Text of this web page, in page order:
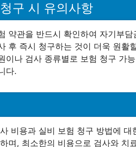
구 시 유의사항
약관을 반드시 확인하여 자기부
후 즉시 청구하는 것이 더욱 원활
이나 검사 종류별로 보험 청구 가
다.
비용과 실비 보험 청구 방법에
며, 최소한의 비용으로 검사와 치